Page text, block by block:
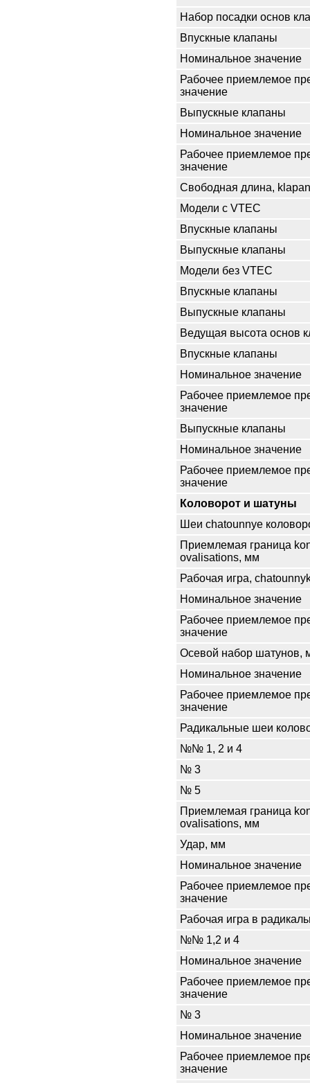
Набор посадки основ
Впускные клапаны
Номинальное значение
Рабочее приемлемое
значение
Выпускные клапаны
Номинальное значение
Рабочее приемлемое
значение
Свободная длина,
Модели с VTEC
Впускные клапаны
Выпускные клапаны
Модели без VTEC
Впускные клапаны
Выпускные клапаны
Ведущая высота основ
Впускные клапаны
Номинальное значение
Рабочее приемлемое
значение
Выпускные клапаны
Номинальное значение
Рабочее приемлемое
значение
Коловорот и шатуны
Шеи chatounnye
Приемлемая граница
ovalisations, мм
Рабочая игра,
Номинальное значение
Рабочее приемлемое
значение
Осевой набор шатунов,
Номинальное значение
Рабочее приемлемое
значение
Радикальные шеи
№№ 1, 2 и 4
№ 3
№ 5
Приемлемая граница
ovalisations, мм
Удар, мм
Номинальное значение
Рабочее приемлемое
значение
Рабочая игра в
№№ 1,2 и 4
Номинальное значение
Рабочее приемлемое
значение
№ 3
Номинальное значение
Рабочее приемлемое
значение